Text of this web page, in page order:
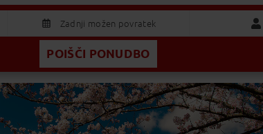
Zadnji možen povratek
31 1 2
7 8 9
Otrok
POIŠČI PONUDBO